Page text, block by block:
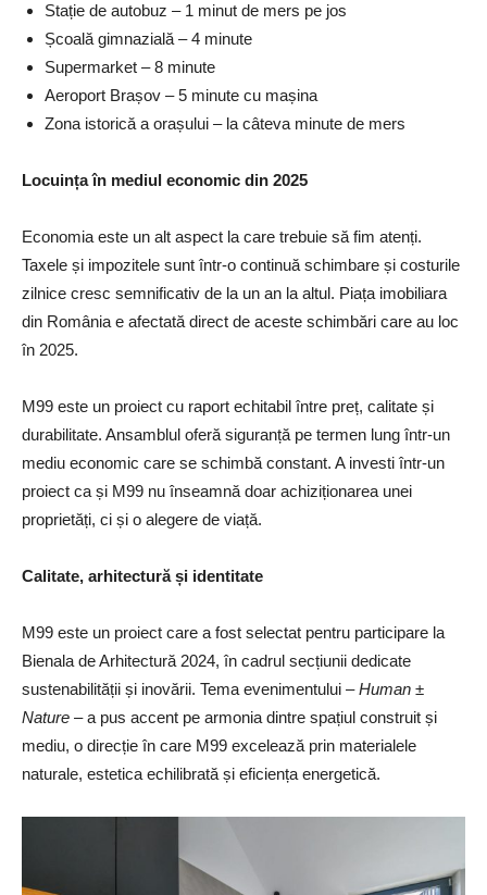
Stație de autobuz – 1 minut de mers pe jos
Școală gimnazială – 4 minute
Supermarket – 8 minute
Aeroport Brașov – 5 minute cu mașina
Zona istorică a orașului – la câteva minute de mers
Locuința în mediul economic din 2025
Economia este un alt aspect la care trebuie să fim atenți.
Taxele și impozitele sunt într-o continuă schimbare și costurile
zilnice cresc semnificativ de la un an la altul. Piața imobiliara
din România e afectată direct de aceste schimbări care au loc
în 2025.
M99 este un proiect cu raport echitabil între preț, calitate și
durabilitate. Ansamblul oferă siguranță pe termen lung într-un
mediu economic care se schimbă constant. A investi într-un
proiect ca și M99 nu înseamnă doar achiziționarea unei
proprietăți, ci și o alegere de viață.
Calitate, arhitectură și identitate
M99 este un proiect care a fost selectat pentru participare la
Bienala de Arhitectură 2024, în cadrul secțiunii dedicate
sustenabilității și inovării. Tema evenimentului –Human ±
Nature – a pus accent pe armonia dintre spațiul construit și
mediu, o direcție în care M99 excelează prin materialele
naturale, estetica echilibrată și eficiența energetică.